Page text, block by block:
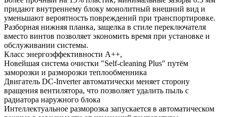
придают внутреннему блоку монолитный внешний вид и
уменьшают вероятность повреждений при транспортировке.
Разборная нижняя планка, защелка в стиле переключателя
вместо винтов позволяет экономить время при установке и
обслуживании системы.
Класс энергоэффективности A++,
Новейшая система очистки "Self-cleaning Plus" путём
заморозки и разморозки теплообменника
Двигатель DC-Inverter автоматически меняет сторону
вращения вентилятора, что позволяет удалить пыль с
радиатора наружного блока
Интеллектуальное разморозка запускается в автоматическом